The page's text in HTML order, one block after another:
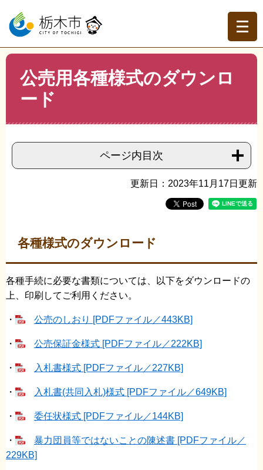
ー
の
先
ニ
ー
を
本
トップページ >分類でさがす >事業者の方へ >公売・市
> 差押財産の公売
公売用各種様式のダウンロ
ード
ページ内目次
更新日：2023年11月17日更新
各種様式のダウンロード
各種手続に必要な書類については、以下をダウンロードの
上、印刷してご利用ください。
・ 公売のしおり [PDFファイル／443KB]
・ 公売保証金様式 [PDFファイル／222KB]
・ 入札書様式 [PDFファイル／227KB]
・ 入札書(共同入札)様式 [PDFファイル／649KB]
・ 委任状様式 [PDFファイル／144KB]
・
暴力団員等ではないことの陳述書 [PDFファイル／
229KB]